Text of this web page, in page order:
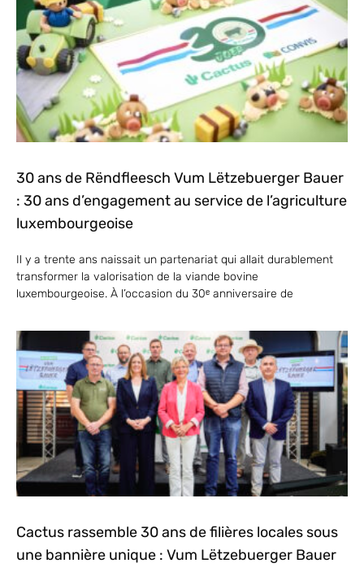
30 ans de Rëndfleesch Vum Lëtzebuerger Bauer
: 30 ans d’engagement au service de l’agriculture
luxembourgeoise
Il y a trente ans naissait un partenariat qui allait durablement
transformer la valorisation de la viande bovine
luxembourgeoise. À l’occasion du 30ᵉ anniversaire de
Cactus rassemble 30 ans de filières locales sous
une bannière unique : Vum Lëtzebuerger Bauer